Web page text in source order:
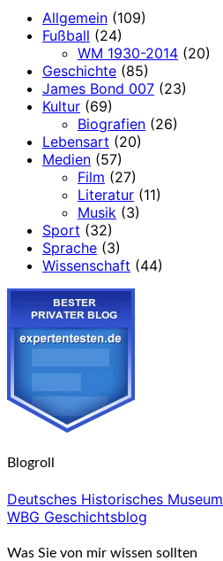
Allgemein (109)
Fußball (24)
WM 1930-2014 (20)
Geschichte (85)
James Bond 007 (23)
Kultur (69)
Biografien (26)
Lebensart (20)
Medien (57)
Film (27)
Literatur (11)
Musik (3)
Sport (32)
Sprache (3)
Wissenschaft (44)
Blogroll
Deutsches Historisches Museum
WBG Geschichtsblog
Was Sie von mir wissen sollten